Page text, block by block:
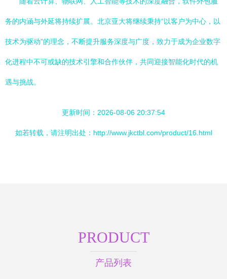
务的内涵与外延将持续扩展。北京亚大将继续秉持“以客户为中心，以
技术为驱动”的理念，不断提升服务深度与广度，致力于成为企业数字
化进程中不可或缺的技术引擎和合作伙伴，共同迎接智能化时代的机
遇与挑战。
更新时间：2026-08-06 20:37:54
如若转载，请注明出处：http://www.jkctbl.com/product/16.html
PRODUCT
产品列表